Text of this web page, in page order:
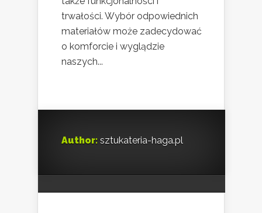
trwałości. Wybór odpowiednich
materiałów może zadecydować
o komforcie i wyglądzie
naszych...
Author: sztukateria-haga.pl